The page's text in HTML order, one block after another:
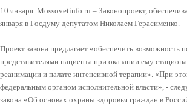
10 января. Mossovetinfo.ru – Законопроект,
января в Госдуму депутатом Николаем Герасименко.
Проект закона предлагает «обеспечить
представителями пациента при оказании ему
реанимации и палате интенсивной терапии». «При
федеральным органом исполнительной власти», -
закона «Об основах охраны здоровья граждан в